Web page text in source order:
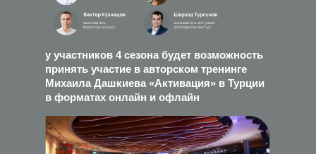
у участников 4 сезона будет возможность
принять участие в авторском тренинге
Михаила Дашкиева «Активация» в Турции
в форматах онлайн и офлайн